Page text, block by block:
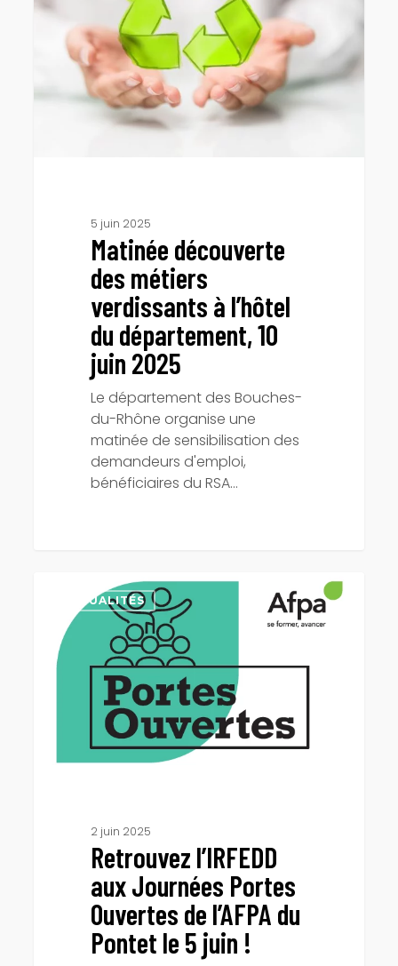
métiers
verdissants
département,
5 juin 2025
Matinée découverte
des métiers
verdissants à l’hôtel
du département, 10
juin 2025
Le département des Bouches-
du-Rhône organise une
matinée de sensibilisation des
demandeurs d'emploi,
bénéficiaires du RSA…
l’IRFEDD
Journées
Portes
ACTUALITÉS
2 juin 2025
Retrouvez l’IRFEDD
aux Journées Portes
Ouvertes de l’AFPA du
Pontet le 5 juin !